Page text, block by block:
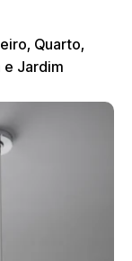
Quarto,
e Jardim